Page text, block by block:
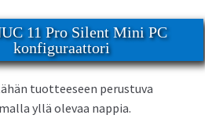
11 Pro Silent Mini PC
konfiguraattori
tuotteeseen perustuva
yllä olevaa nappia.